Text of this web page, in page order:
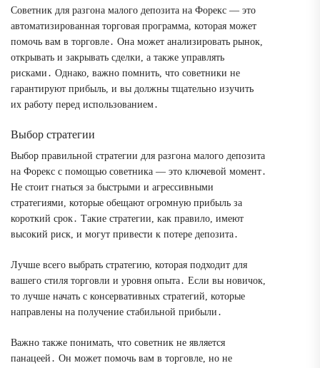
Советник для разгона малого депозита на Форекс ― это
автоматизированная торговая программа, которая может
помочь вам в торговле․ Она может анализировать рынок,
открывать и закрывать сделки, а также управлять
рисками․ Однако, важно помнить, что советники не
гарантируют прибыль, и вы должны тщательно изучить
их работу перед использованием․
Выбор стратегии
Выбор правильной стратегии для разгона малого депозита
на Форекс с помощью советника ― это ключевой момент․
Не стоит гнаться за быстрыми и агрессивными
стратегиями, которые обещают огромную прибыль за
короткий срок․ Такие стратегии, как правило, имеют
высокий риск, и могут привести к потере депозита․
Лучше всего выбрать стратегию, которая подходит для
вашего стиля торговли и уровня опыта․ Если вы новичок,
то лучше начать с консервативных стратегий, которые
направлены на получение стабильной прибыли․
Важно также понимать, что советник не является
панацеей․ Он может помочь вам в торговле, но не